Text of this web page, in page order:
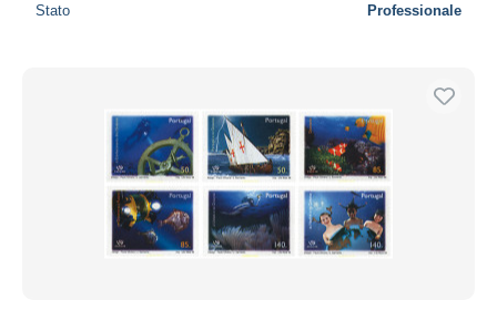
Stato Professionale